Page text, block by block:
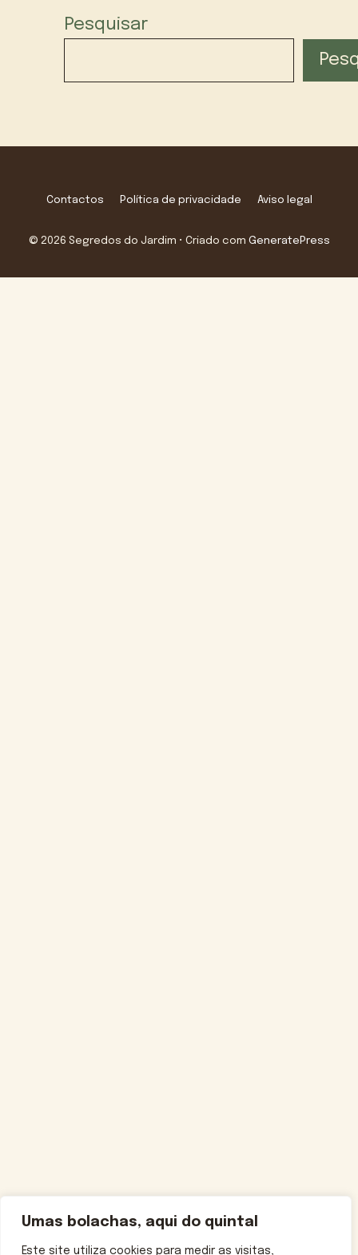
Umas bolachas, aqui do quintal
Este site utiliza cookies para medir as visitas,
Pesquisar
Contactos Política de privacidade Aviso legal
© 2026 Segredos do Jardim • Criado com GeneratePress